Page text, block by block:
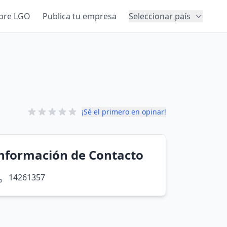
LGO Publica tu empresa Seleccionar país
¡Sé el primero en opinar!
de Contacto
14261357